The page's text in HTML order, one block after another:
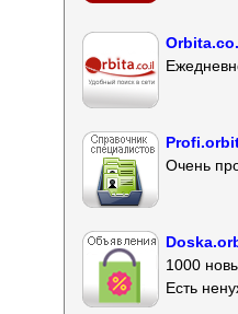
Очень
1000
Есть